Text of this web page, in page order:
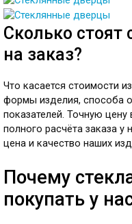
Сколько
на заказ?
Что касается стоимости
формы изделия, способа
показателей. Точную
полного расчёта заказа
цена и качество наших
Почему
покупать у